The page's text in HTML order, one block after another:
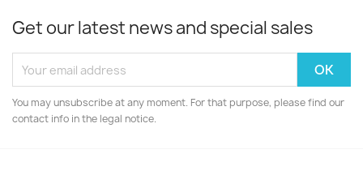
Get our latest news and special sales
You may unsubscribe at any moment. For that purpose, please find our
contact info in the legal notice.